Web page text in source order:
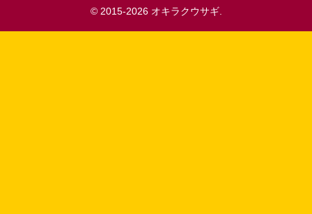
© 2015-2026 オキラクウサギ.